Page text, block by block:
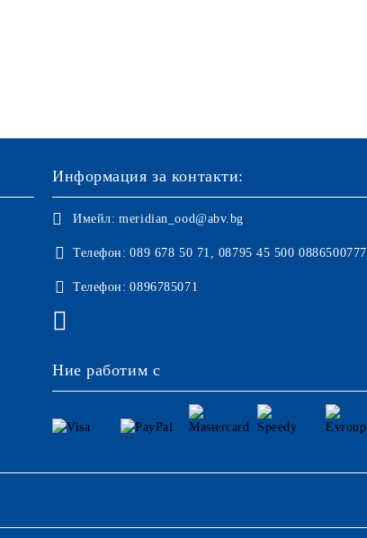
Информация за контакти:
Имейл: meridian_ood@abv.bg
Телефон: 089 678 50 71, 08795 45 500 0886500777
Телефон: 0896785071
Ние работим с